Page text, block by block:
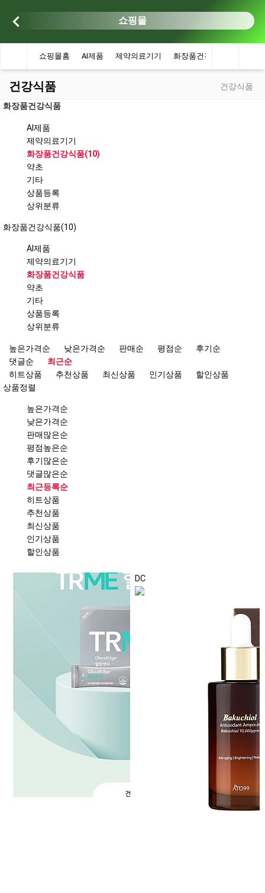
쇼핑몰
쇼핑몰홈 AI제품 제약의료기기 화장품건강식품
건강식품 건강식품
화장품건강식품
AI제품
제약의료기기
화장품건강식품(10)
약초
기타
상품등록
상위분류
화장품건강식품(10)
AI제품
제약의료기기
화장품건강식품
약초
기타
상품등록
상위분류
높은가격순 낮은가격순 판매순 평점순
후기순
댓글순
최근순
히트상품
추천상품 최신상품 인기상품
할인상품
상품정렬
높은가격순
낮은가격순
판매많은순
평점높은순
후기많은순
댓글많은순
최근등록순
히트상품
추천상품
최신상품
인기상품
할인상품
DC